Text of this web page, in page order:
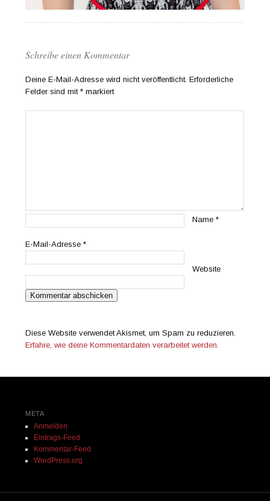
Schreibe einen Kommentar
Deine E-Mail-Adresse wird nicht veröffentlicht. Erforderliche
Felder sind mit* markiert
Name*
E-Mail-Adresse*
Website
Diese Website verwendet Akismet, um Spam zu reduzieren.
Erfahre, wie deine Kommentardaten verarbeitet werden.
META
Anmelden
Eintrags-Feed
Kommentar-Feed
WordPress.org